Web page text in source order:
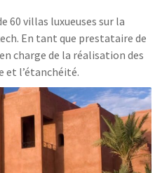
60 villas luxueuses sur la
En tant que prestataire de
charge de la réalisation des
et l’étanchéité.